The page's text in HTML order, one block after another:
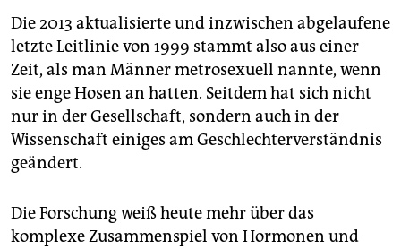
Die 2013 aktualisierte und inzwischen abgelaufene
letzte Leitlinie von 1999 stammt also aus einer
Zeit, als man Männer metrosexuell nannte, wenn
sie enge Hosen an hatten. Seitdem hat sich nicht
nur in der Gesellschaft, sondern auch in der
Wissenschaft einiges am Geschlechterverständnis
geändert.
Die Forschung weiß heute mehr über das
komplexe Zusammenspiel von Hormonen und